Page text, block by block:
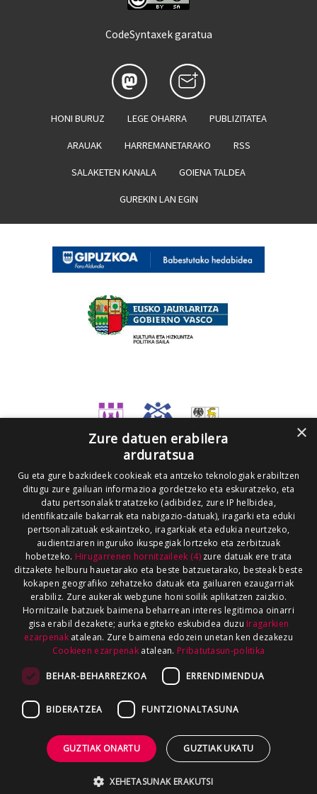
CodeSyntaxek garatua
HONI BURUZ LEGE OHARRA PUBLIZITATEA
ARAUAK HARREMANETARAKO RSS
SALAKETEN KANALA GOIENA TALDEA
GUREKIN LAN EGIN
×
Zure datuen erabilera
arduratsua
Gu eta gure bazkideek cookieak eta antzeko teknologiak erabiltzen
ditugu zure gailuan informazioa gordetzeko eta eskuratzeko, eta
datu pertsonalak tratatzeko (adibidez, zure IP helbidea,
identifikatzaile bakarrak eta nabigazio-datuak), iragarki eta eduki
pertsonalizatuak eskaintzeko, iragarkiak eta edukia neurtzeko,
audientziaren inguruko ikuspegiak lortzeko eta zerbitzuak
hobetzeko. Hirugarrenen hornitzaileek (4)zure datuak ere trata
ditzakete helburu hauetarako eta beste batzuetarako, besteak beste
kokapen geografiko zehatzeko datuak eta gailuaren ezaugarriak
erabiliz. Zure aukerak webgune honi soilik aplikatzen zaizkio.
Hornitzaile batzuek baimena beharrean interes legitimoa oinarri
gisa erabil dezakete; aurka egiteko eskubidea duzu Iragarkien
ezarpenakatalean. Zure baimena edozein unetan ken dezakezu
Cookieen ezarpenak atalean. Pribatutasun-politika
BEHAR-BEHARREZKOA ERRENDIMENDUA
BIDERATZEA FUNTZIONALTASUNA
GUZTIAK ONARTU GUZTIAK UKATU
XEHETASUNAK ERAKUTSI